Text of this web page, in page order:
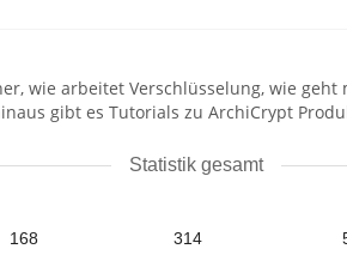
wie arbeitet Verschlüsselung, wie geht
gibt es Tutorials zu ArchiCrypt
Statistik gesamt
168 314